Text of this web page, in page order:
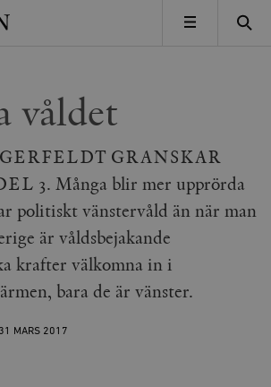
MENY
våldet
GRANSKAR
3. Många blir mer upprörda
politiskt vänstervåld än när man
är våldsbejakande
krafter välkomna in i
bara de är vänster.
31 MARS 2017